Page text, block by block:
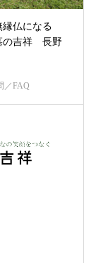
仏になる
の吉祥 長野
／FAQ